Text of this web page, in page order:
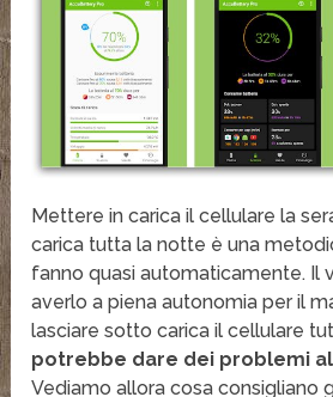
Mettere in carica il cellulare la
carica tutta la notte è una
fanno quasi automaticamente. Il
averlo a piena autonomia per il
lasciare sotto carica il cellulare
potrebbe dare dei problemi
Vediamo allora cosa consigliano